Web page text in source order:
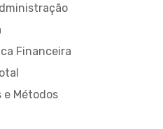
Financeira
e Métodos